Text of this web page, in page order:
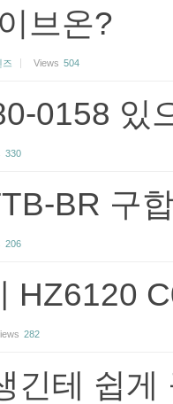
브온?
즈 Views 504
0158 있
330
BR 구
206
HZ6120
282
긴테 쉽